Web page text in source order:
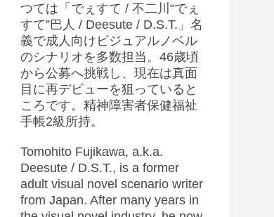
つては「でぇすて / 不二川“でぇ
すて”巴人 / Deesute / D.S.T.」名
義で成人向けビジュアルノベル
のシナリオを多数担当。46歳頃
から公募へ挑戦し、現在は真面
目に再デビューを狙っていると
ころです。精神障害者保健福祉
手帳2級所持。
Tomohito Fujikawa, a.k.a.
Deesute / D.S.T., is a former
adult visual novel scenario writer
from Japan. After many years in